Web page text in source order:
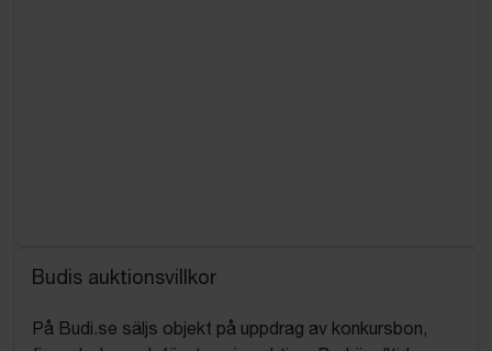
Budis auktionsvillkor
På Budi.se säljs objekt på uppdrag av konkursbon,